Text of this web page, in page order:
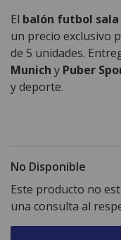
El balón futbol sala
un precio exclusivo
de 5 unidades.
Munich y Puber
y deporte.
No Disponible
Este producto no
una consulta al